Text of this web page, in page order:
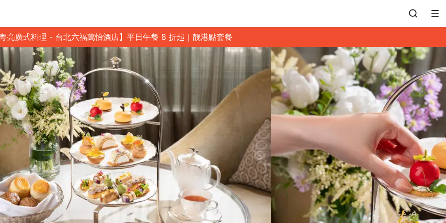
訂位紀錄
餐廳客服
常見問題
EZTABLE 禮物卡
餐廳合作
亮廣式料理 - 台北六福萬怡酒店】平日午餐 8 折起｜靓港點套餐